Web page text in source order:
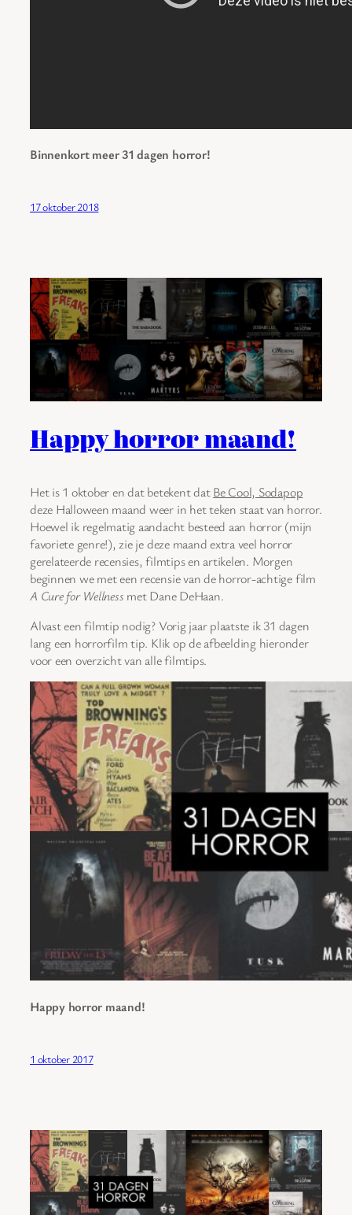
Binnenkort meer 31 dagen horror!
17 oktober 2018
Happy horror maand!
Het is 1 oktober en dat betekent datBe Cool, Sodapop
deze Halloween maand weer in het teken staat van horror.
Hoewel ik regelmatig aandacht besteed aan horror (mijn
favoriete genre!), zie je deze maand extra veel horror
gerelateerde recensies, filmtips en artikelen. Morgen
beginnen we met een recensie van de horror-achtige film
A Cure for Wellness met Dane DeHaan.
Alvast een filmtip nodig? Vorig jaar plaatste ik 31 dagen
lang een horrorfilm tip. Klik op de afbeelding hieronder
voor een overzicht van alle filmtips.
Happy horror maand!
1 oktober 2017